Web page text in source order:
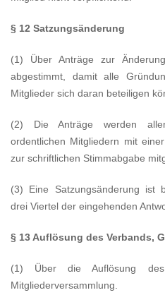
§ 12 Satzungsänderung
(1) Über Anträge zur
abgestimmt, damit alle
Mitglieder sich daran beteiligen
(2) Die Anträge werden
ordentlichen Mitgliedern mit
zur schriftlichen Stimmabgabe
(3) Eine Satzungsänderung ist
drei Viertel der eingehenden
§ 13 Auflösung des Verbands,
(1) Über die Auflösung
Mitgliederversammlung.